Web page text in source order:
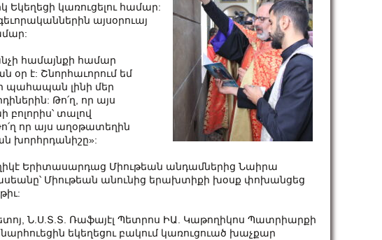
Եկեղեցի կառուցելու համար:
այսօրուայ
համայնքի համար
է: Շնորհաւորում եմ
պահապան լինի մեր
Թո՛ղ, որ այս
բոլորիս՝ տալով
որ այս աղօթատեղին
խորհրդանիշը»:
Երիտասարդաց Միութեան անդամներից Նաիրա
Միութեան անունից երախտիքի խօսք փոխանցեց
Ն.Ս.Տ.Տ. Ռաֆայէլ Պետրոս ԻԱ. Կաթողիկոս Պատրիարքի
եկեղեցու բակում կառուցուած խաչքար